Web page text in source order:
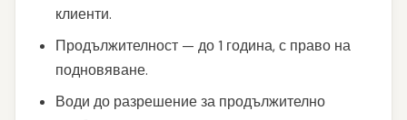
клиенти.
Продължителност — до 1 година, с право на
подновяване.
Води до разрешение за продължително